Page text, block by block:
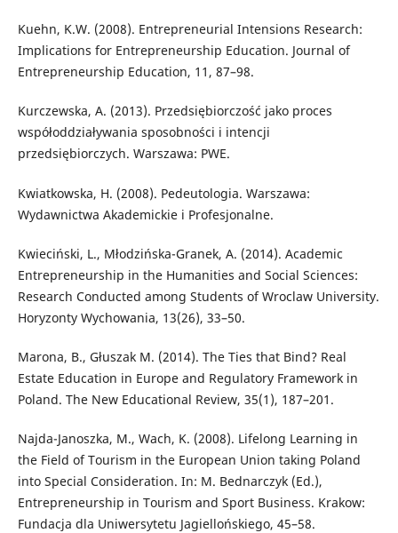
Kuehn, K.W. (2008). Entrepreneurial Intensions Research:
Implications for Entrepreneurship Education. Journal of
Entrepreneurship Education, 11, 87–98.
Kurczewska, A. (2013). Przedsiębiorczość jako proces
współoddziaływania sposobności i intencji
przedsiębiorczych. Warszawa: PWE.
Kwiatkowska, H. (2008). Pedeutologia. Warszawa:
Wydawnictwa Akademickie i Profesjonalne.
Kwieciński, L., Młodzińska-Granek, A. (2014). Academic
Entrepreneurship in the Humanities and Social Sciences:
Research Conducted among Students of Wroclaw University.
Horyzonty Wychowania, 13(26), 33–50.
Marona, B., Głuszak M. (2014). The Ties that Bind? Real
Estate Education in Europe and Regulatory Framework in
Poland. The New Educational Review, 35(1), 187–201.
Najda-Janoszka, M., Wach, K. (2008). Lifelong Learning in
the Field of Tourism in the European Union taking Poland
into Special Consideration. In: M. Bednarczyk (Ed.),
Entrepreneurship in Tourism and Sport Business. Krakow:
Fundacja dla Uniwersytetu Jagiellońskiego, 45–58.